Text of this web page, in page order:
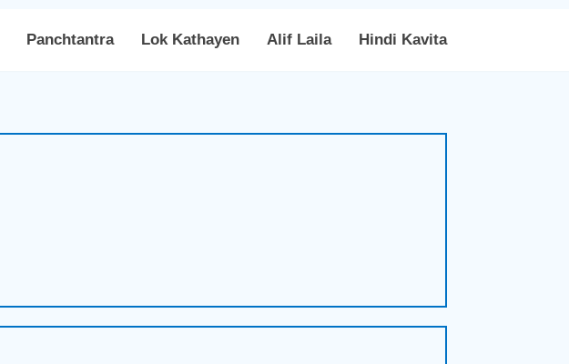
Panchtantra Lok Kathayen Alif Laila Hindi Kavita